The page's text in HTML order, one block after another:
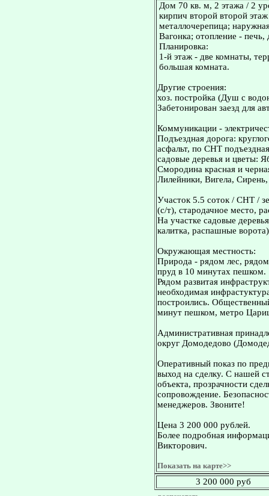
Дом 70 кв. м, 2 этажа / 2
кирпич второй второй
металлочерепица;
Вагонка; отопление -
Планировка:
1-й этаж - две комнаты,
большая комната.
Другие строения:
хоз. постройка (Душ с
Забетонирован заезд для
Коммуникации -
Подъездная дорога:
асфальт, по СНТ
садовые деревья и цветы:
Смородина красная и
Лилейники, Вигела,
Участок 5.5 соток / СНТ /
(с/т), стародачное место,
На участке садовые
калитка, распашные
Окружающая местность:
Природа - рядом лес,
пруд в 10 минутах пешком.
Рядом развитая
необходимая
построились.
минут пешком, метро
Административная
округ Домодедово
Оперативный показ по
выход на сделку. С нашей
объекта, прозрачности
сопровождение.
менеджеров. Звоните!
Цена 3 200 000 рублей.
Более подробная
Викторович.
Показать на карте>>
3 200 000 руб